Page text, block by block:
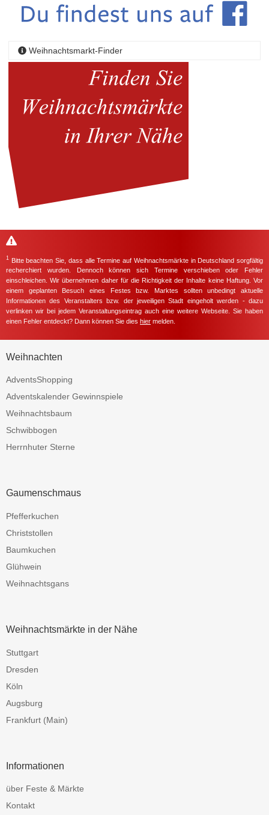
Weihnachtsmarkt-Finder
1
Bitte beachten Sie, dass alle Termine auf Weihnachtsmärkte in Deutschland sorgfältig
recherchiert wurden. Dennoch können sich Termine verschieben oder Fehler
einschleichen. Wir übernehmen daher für die Richtigkeit der Inhalte keine Haftung. Vor
einem geplanten Besuch eines Festes bzw. Marktes sollten unbedingt aktuelle
Informationen des Veranstalters bzw. der jeweiligen Stadt eingeholt werden - dazu
verlinken wir bei jedem Veranstaltungseintrag auch eine weitere Webseite. Sie haben
einen Fehler entdeckt? Dann können Sie dies hier melden.
Weihnachten
AdventsShopping
Adventskalender Gewinnspiele
Weihnachtsbaum
Schwibbogen
Herrnhuter Sterne
Gaumenschmaus
Pfefferkuchen
Christstollen
Baumkuchen
Glühwein
Weihnachtsgans
Weihnachtsmärkte in der Nähe
Stuttgart
Dresden
Köln
Augsburg
Frankfurt (Main)
Informationen
über Feste & Märkte
Kontakt